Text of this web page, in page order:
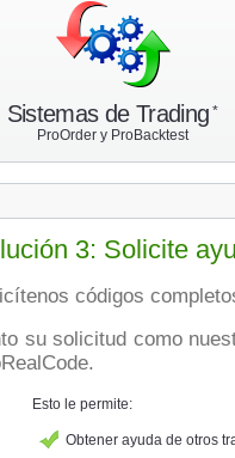
Sistemas de Trading *
ProOrder y ProBacktest
3: Solicite
códigos
Esto le permite:
Obtener ayuda de otros